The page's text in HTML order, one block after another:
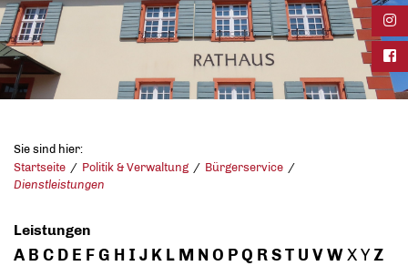
Sie sind hier:
Startseite
Politik & Verwaltung
Bürgerservice
Dienstleistungen
Leistungen
A B C D E FG H I J K L M NO PQ RST U VWXYZ